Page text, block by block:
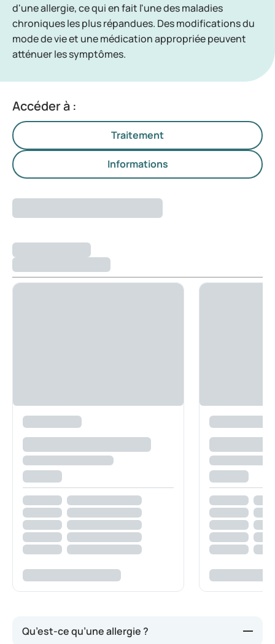
d'une allergie, ce qui en fait l'une des maladies
chroniques les plus répandues. Des modifications du
mode de vie et une médication appropriée peuvent
atténuer les symptômes.
Accéder à :
Traitement
Informations
Qu’est-ce qu’une allergie ?